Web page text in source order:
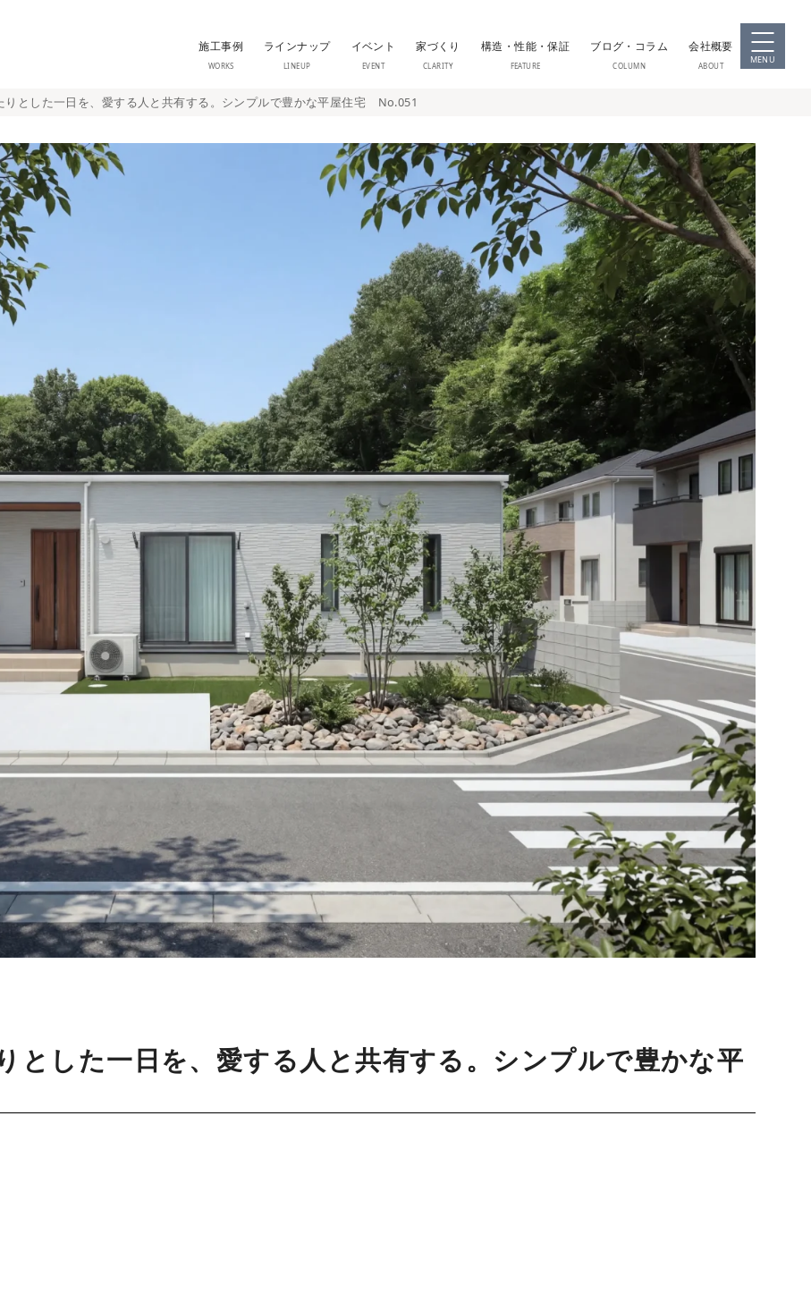
施工事例
WORKS
ラインナップ
LINEUP
イベント
EVENT
家づくり
CLARITY
構造・性能・保証
FEATURE
ブログ・コラム
COLUMN
会社概要
ABOUT
りとした一日を、愛する人と共有する。シンプルで豊かな平屋住宅 No.051
とした一日を、愛する人と共有する。シンプルで豊かな平
MENU